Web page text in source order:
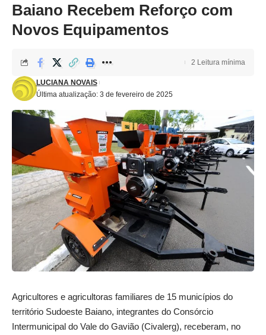
Baiano Recebem Reforço com
Novos Equipamentos
Última atualização: 3 de fevereiro de 2025
LUCIANA NOVAIS
2 Leitura mínima
Agricultores e agricultoras familiares de 15 municípios do
território Sudoeste Baiano, integrantes do Consórcio
Intermunicipal do Vale do Gavião (Civalerg), receberam, no